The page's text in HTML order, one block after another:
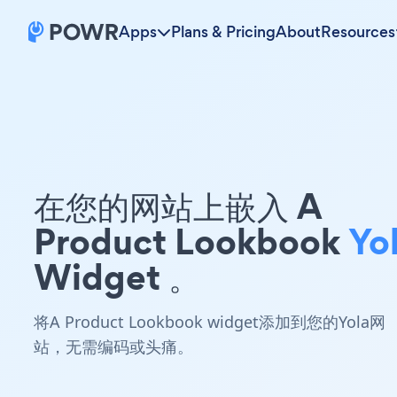
Apps Plans & PricingAboutResources
在您的网站上嵌入 A
Product Lookbook
Widget 。
将A Product Lookbook widget添加到您的Yola网
站，无需编码或头痛。